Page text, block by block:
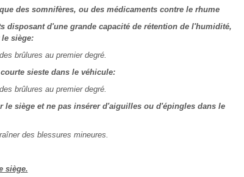
des somnifères, ou des médicaments contre le rhume
disposant d'une grande capacité de rétention de l'humidité,
siège:
brûlures au premier degré.
sieste dans le véhicule:
brûlures au premier degré.
siège et ne pas insérer d'aiguilles ou d'épingles dans le
des blessures mineures.
siège.